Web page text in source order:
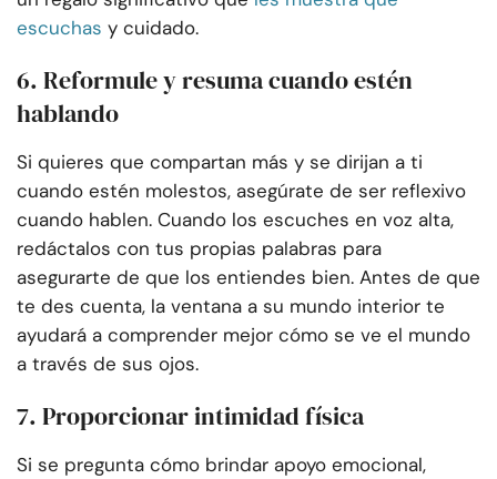
escuchas y cuidado.
6. Reformule y resuma cuando estén
hablando
Si quieres que compartan más y se dirijan a ti
cuando estén molestos, asegúrate de ser reflexivo
cuando hablen. Cuando los escuches en voz alta,
redáctalos con tus propias palabras para
asegurarte de que los entiendes bien. Antes de que
te des cuenta, la ventana a su mundo interior te
ayudará a comprender mejor cómo se ve el mundo
a través de sus ojos.
7. Proporcionar intimidad física
Si se pregunta cómo brindar apoyo emocional,